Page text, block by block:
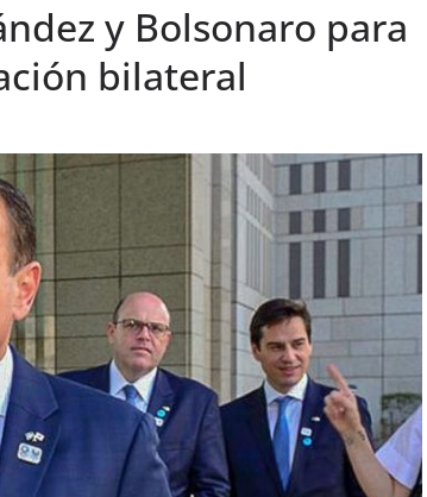
y Bolsonaro para
bilateral